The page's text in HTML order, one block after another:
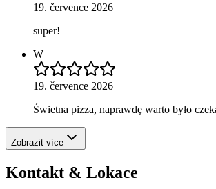
19. července 2026
super!
W
19. července 2026
Świetna pizza, naprawdę warto było
Zobrazit více
Kontakt & Lokace